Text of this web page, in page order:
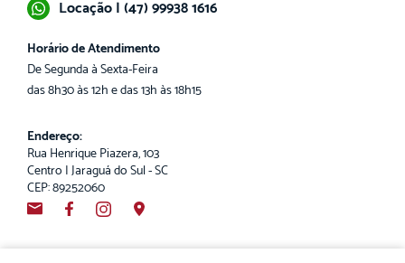
Locação | (47) 99938 1616
Horário de Atendimento
De Segunda à Sexta-Feira
das 8h30 às 12h e das 13h às 18h15
Endereço:
Rua Henrique Piazera, 103
Centro | Jaraguá do Sul - SC
CEP: 89252060